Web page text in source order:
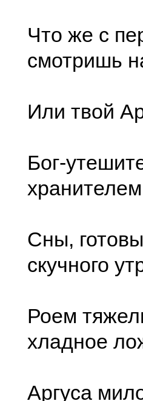
Что же с
смотришь
Или твой
Бог-
Сны,
скучного
Роем
хладное
Аргуса